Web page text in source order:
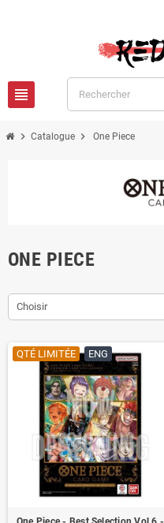
view_headline
chevron_right Catalogue chevron_right One Piece
ONE PIECE
Choisir
QTÉ LIMITÉE ENG